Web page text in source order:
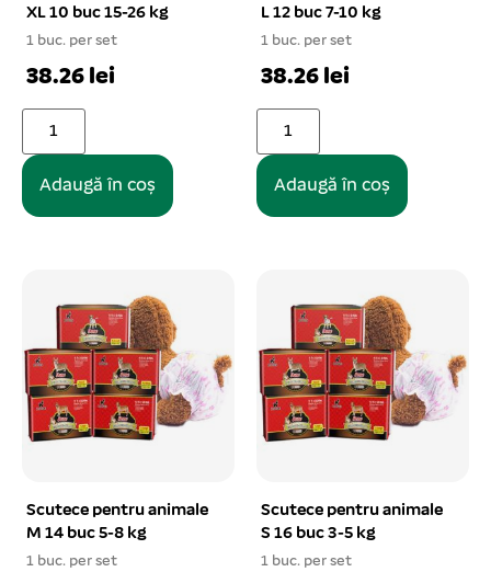
XL 10 buc 15-26 kg
1 buc. per set
38.26 lei
Adaugă în coș
L 12 buc 7-10 kg
1 buc. per set
38.26 lei
Adaugă în coș
Scutece pentru animale
M 14 buc 5-8 kg
1 buc. per set
Scutece pentru animale
S 16 buc 3-5 kg
1 buc. per set